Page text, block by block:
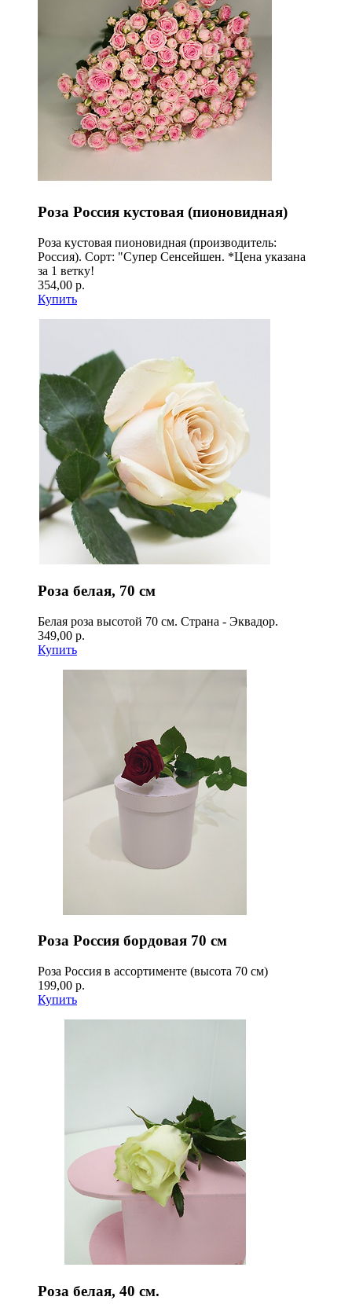
Роза Россия кустовая (пионовидная)
Роза кустовая пионовидная (производитель:
Россия). Сорт: "Супер Сенсейшен. *Цена указана
за 1 ветку!
354,00 р.
Купить
Роза белая, 70 см
Белая роза высотой 70 см. Страна - Эквадор.
349,00 р.
Купить
Роза Россия бордовая 70 см
Роза Россия в ассортименте (высота 70 см)
199,00 р.
Купить
Роза белая, 40 см.